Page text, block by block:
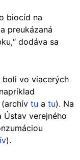
biocíd na
preukázaná
dodáva sa
vo viacerých
(archív tu a tu). Na
Ústav verejného
).